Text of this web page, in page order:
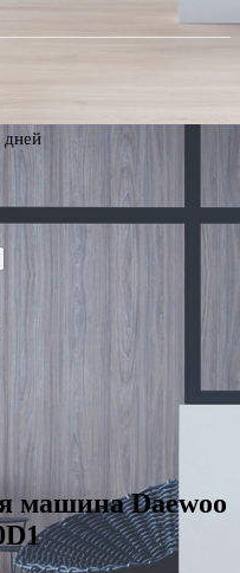
дней
машина Daewoo